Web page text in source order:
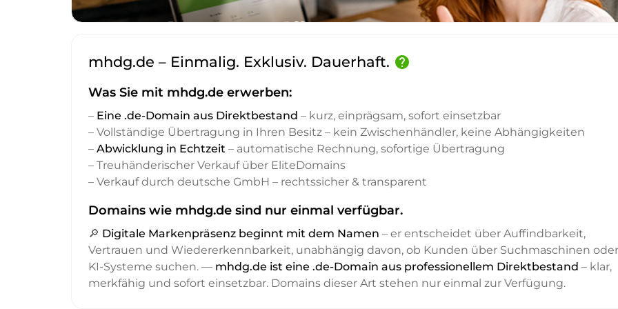
mhdg.de – Einmalig. Exklusiv. Dauerhaft. help
Was Sie mit mhdg.de erwerben:
– Eine .de-Domain aus Direktbestand – kurz, einprägsam, sofort einsetzbar
– Vollständige Übertragung in Ihren Besitz – kein Zwischenhändler, keine Abhängigkeiten
– Abwicklung in Echtzeit – automatische Rechnung, sofortige Übertragung
– Treuhänderischer Verkauf über EliteDomains
– Verkauf durch deutsche GmbH – rechtssicher & transparent
Domains wie mhdg.de sind nur einmal verfügbar.
🔎 Digitale Markenpräsenz beginnt mit dem Namen – er entscheidet über Auffindbarkeit,
Vertrauen und Wiedererkennbarkeit, unabhängig davon, ob Kunden über Suchmaschinen oder
KI-Systeme suchen. — mhdg.de ist eine .de-Domain aus professionellem Direktbestand – klar,
merkfähig und sofort einsetzbar. Domains dieser Art stehen nur einmal zur Verfügung.